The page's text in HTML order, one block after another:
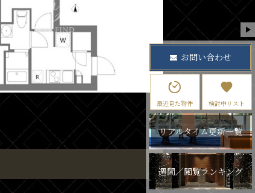
お問い合わせ
最近見た物件 検討中リスト
リアルタイム更新一覧
週間／閲覧ランキング